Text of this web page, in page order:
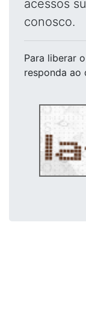
acessos
conosco.
Para liberar
responda ao